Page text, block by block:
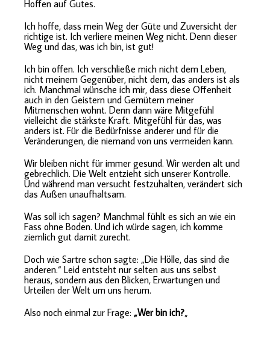
Hoffen auf Gutes.
Ich hoffe, dass mein Weg der Güte und Zuversicht der
richtige ist. Ich verliere meinen Weg nicht. Denn dieser
Weg und das, was ich bin, ist gut!
Ich bin offen. Ich verschließe mich nicht dem Leben,
nicht meinem Gegenüber, nicht dem, das anders ist als
ich. Manchmal wünsche ich mir, dass diese Offenheit
auch in den Geistern und Gemütern meiner
Mitmenschen wohnt. Denn dann wäre Mitgefühl
vielleicht die stärkste Kraft. Mitgefühl für das, was
anders ist. Für die Bedürfnisse anderer und für die
Veränderungen, die niemand von uns vermeiden kann.
Wir bleiben nicht für immer gesund. Wir werden alt und
gebrechlich. Die Welt entzieht sich unserer Kontrolle.
Und während man versucht festzuhalten, verändert sich
das Außen unaufhaltsam.
Was soll ich sagen? Manchmal fühlt es sich an wie ein
Fass ohne Boden. Und ich würde sagen, ich komme
ziemlich gut damit zurecht.
Doch wie Sartre schon sagte: „Die Hölle, das sind die
anderen.“ Leid entsteht nur selten aus uns selbst
heraus, sondern aus den Blicken, Erwartungen und
Urteilen der Welt um uns herum.
Also noch einmal zur Frage: „Wer bin ich?„